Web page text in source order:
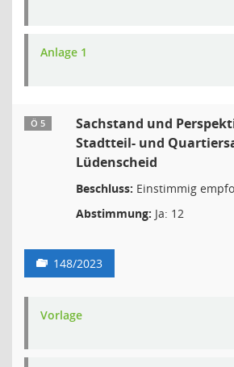
Anlage 1
Ö 5
Sachstand und
Stadtteil- und
Lüdenscheid
Beschluss: Einstimmig
Abstimmung: Ja: 12
148/2023
Vorlage